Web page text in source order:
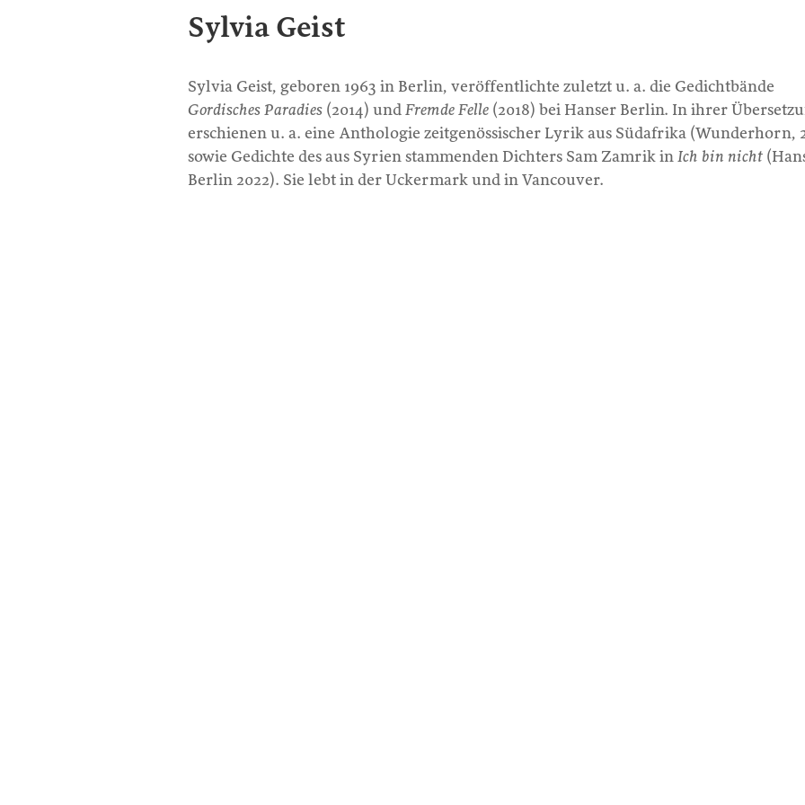
Sylvia Geist
Sylvia Geist, geboren 1963 in Berlin, veröffentlichte zuletzt u. a. die Gedichtbände
Gordisches Paradies (2014) und Fremde Felle (2018) bei Hanser Berlin. In ihrer
erschienen u. a. eine Anthologie zeitgenössischer Lyrik aus Südafrika (Wunderhorn,
sowie Gedichte des aus Syrien stammenden Dichters Sam Zamrik in Ich bin nicht
Berlin 2022). Sie lebt in der Uckermark und in Vancouver.